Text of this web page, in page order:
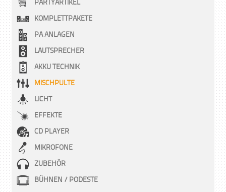
auf
der
PARTYARTIKEL
KOMPLETTPAKETE
PA ANLAGEN
LAUTSPRECHER
AKKU TECHNIK
MISCHPULTE
LICHT
EFFEKTE
CD PLAYER
MIKROFONE
ZUBEHÖR
BÜHNEN / PODESTE